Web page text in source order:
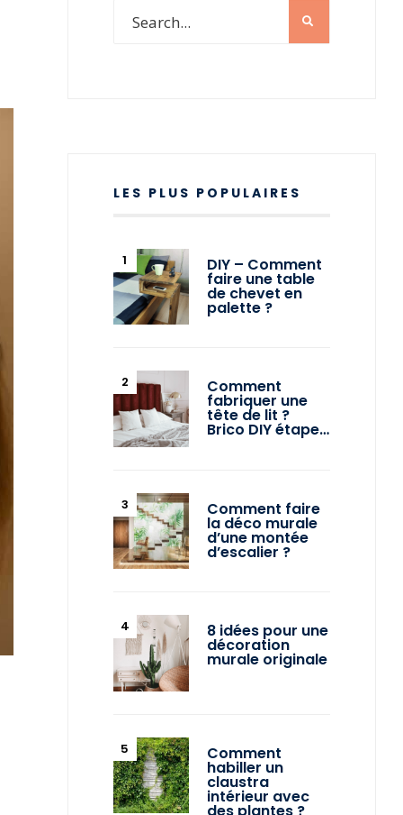
LES PLUS POPULAIRES
DIY – Comment
faire une table
de chevet en
palette ?
Comment
fabriquer une
tête de lit ?
Brico DIY étape…
Comment faire
la déco murale
d’une montée
d’escalier ?
8 idées pour une
décoration
murale originale
Comment
habiller un
claustra
intérieur avec
des plantes ?